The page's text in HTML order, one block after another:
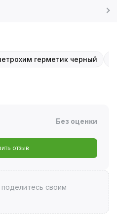
герметик черный
Без оценки
отзыв
своим